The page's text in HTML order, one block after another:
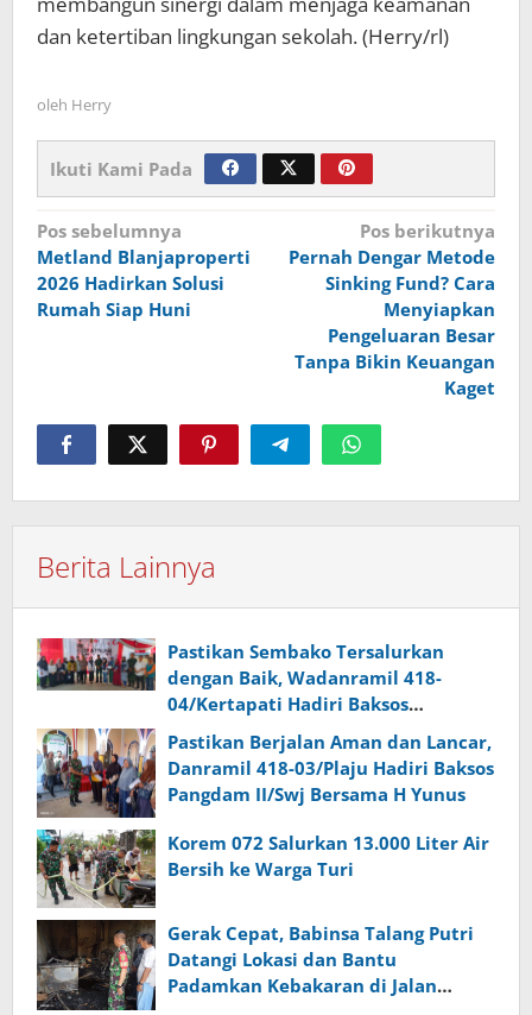
dan ketertiban lingkungan sekolah. (Herry/rl)
oleh Herry
Ikuti Kami Pada
Navigasi
pos
Pos sebelumnya
Metland Blanjaproperti
2026 Hadirkan Solusi
Rumah Siap Huni
Pos berikutnya
Pernah Dengar Metode
Sinking Fund? Cara
Menyiapkan
Pengeluaran Besar
Tanpa Bikin Keuangan
Kaget
Berita Lainnya
Pastikan Sembako Tersalurkan
dengan Baik, Wadanramil 418-
04/Kertapati Hadiri Baksos
Pangdam II/Swj Bersama H Yunus
Pastikan Berjalan Aman dan Lancar,
Danramil 418-03/Plaju Hadiri Baksos
Pangdam II/Swj Bersama H Yunus
Korem 072 Salurkan 13.000 Liter Air
Bersih ke Warga Turi
Gerak Cepat, Babinsa Talang Putri
Datangi Lokasi dan Bantu
Padamkan Kebakaran di Jalan